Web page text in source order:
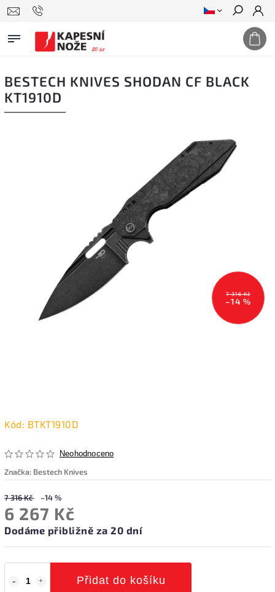
Hledat
BESTECH KNIVES SHODAN CF BLACK
KT1910D
7 316 Kč
–14 %
Kód: BTKT1910D
Neohodnoceno
Značka: Bestech Knives
7 316 Kč –14 %
6 267 Kč
Dodáme přibližně za 20 dní
Přidat do košíku